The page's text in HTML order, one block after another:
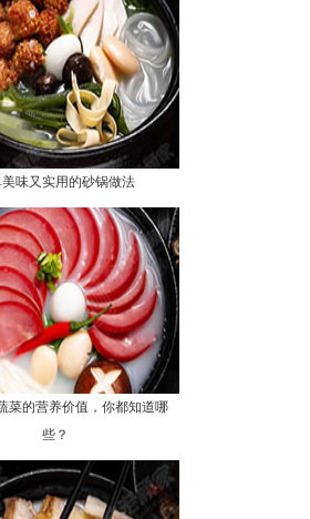
味又实用的砂锅做法
菜的营养价值，你都知道哪
些？